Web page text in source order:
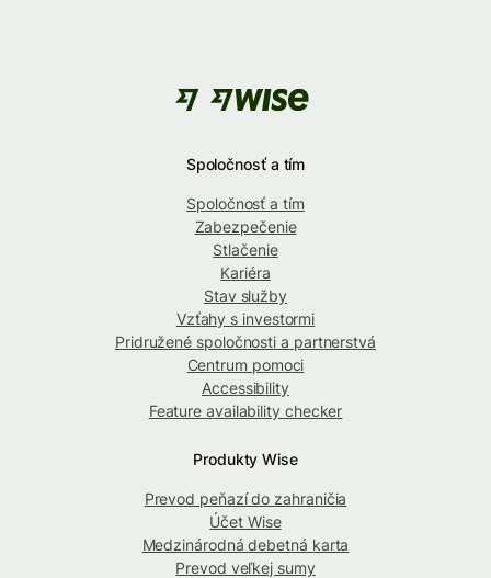
Spoločnosť a tím
Spoločnosť a tím
Zabezpečenie
Stlačenie
Kariéra
Stav služby
Vzťahy s investormi
Pridružené spoločnosti a partnerstvá
Centrum pomoci
Accessibility
Feature availability checker
Produkty Wise
Prevod peňazí do zahraničia
Účet Wise
Medzinárodná debetná karta
Prevod veľkej sumy